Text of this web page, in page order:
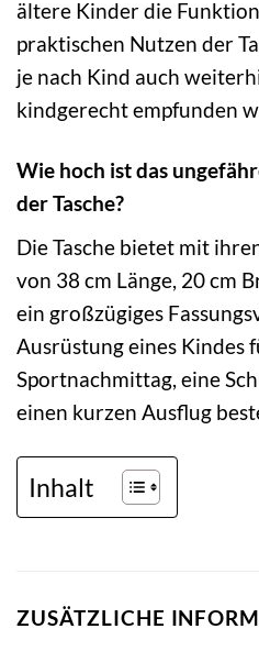
ältere Kinder die
praktischen Nutzen der
je nach Kind auch
kindgerecht empfunden
Wie hoch ist das
der Tasche?
Die Tasche bietet mit
von 38 cm Länge, 20 cm
ein großzügiges
Ausrüstung eines Kindes
Sportnachmittag, eine
einen kurzen Ausflug
Inhalt
ZUSÄTZLICHE